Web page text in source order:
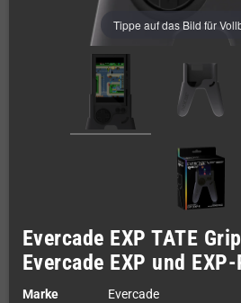
Tippe auf das Bild für
Evercade EXP TATE
Evercade EXP und EXP-
Marke
Evercade